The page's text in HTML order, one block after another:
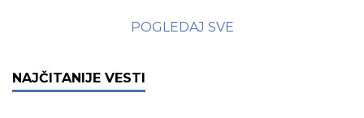
POGLEDAJ SVE
NAJČITANIJE VESTI